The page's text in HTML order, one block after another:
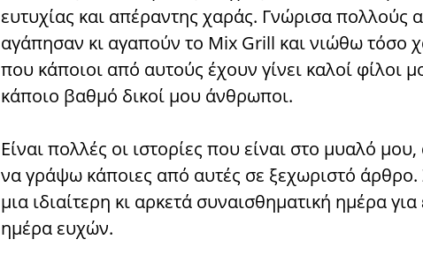
ευτυχίας και απέραντης χαράς. Γνώρισα
αγάπησαν κι αγαπούν το Mix Grill και νιώθω τόσο
που κάποιοι από αυτούς έχουν γίνει καλοί φίλοι
κάποιο βαθμό δικοί μου άνθρωποι.
Είναι πολλές οι ιστορίες που είναι στο μυαλό
να γράψω κάποιες από αυτές σε ξεχωριστό άρθρο.
μια ιδιαίτερη κι αρκετά συναισθηματική ημέρα για
ημέρα ευχών.